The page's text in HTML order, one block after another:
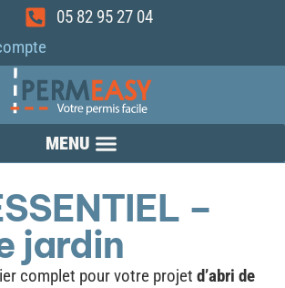
05 82 95 27 04
–
jardin
complet pour votre projet d’abri de